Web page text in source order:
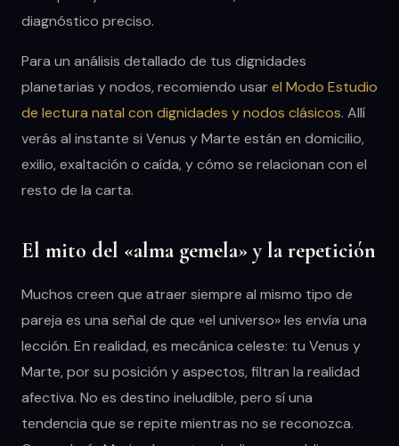
diagnóstico preciso.
Para un análisis detallado de tus dignidades
planetarias y nodos, recomiendo usarel Modo Estudio
de lectura natal con dignidades y nodos clásicos. Allí
verás al instante si Venus y Marte están en domicilio,
exilio, exaltación o caída, y cómo se relacionan con el
resto de la carta.
El mito del «alma gemela» y la repetición
Muchos creen que atraer siempre al mismo tipo de
pareja es una señal de que «el universo» les envía una
lección. En realidad, es mecánica celeste: tu Venus y
Marte, por su posición y aspectos, filtran la realidad
afectiva. No es destino ineludible, pero sí una
tendencia que se repite mientras no se reconozca.